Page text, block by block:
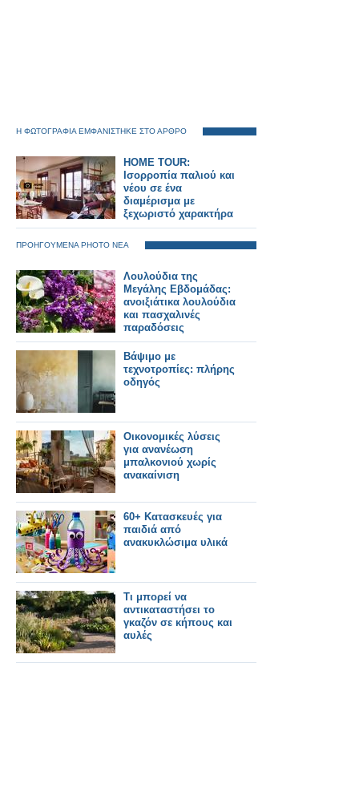
Η ΦΩΤΟΓΡΑΦΙΑ ΕΜΦΑΝΙΣΤΗΚΕ ΣΤΟ ΑΡΘΡΟ
HOME TOUR:
Ισορροπία παλιού και
νέου σε ένα
διαμέρισμα με
ξεχωριστό χαρακτήρα
ΠΡΟΗΓΟΥΜΕΝΑ PHOTO ΝΕΑ
Λουλούδια της
Μεγάλης Εβδομάδας:
ανοιξιάτικα λουλούδια
και πασχαλινές
παραδόσεις
Βάψιμο με
τεχνοτροπίες: πλήρης
οδηγός
Οικονομικές λύσεις
για ανανέωση
μπαλκονιού χωρίς
ανακαίνιση
60+ Κατασκευές για
παιδιά από
ανακυκλώσιμα υλικά
Τι μπορεί να
αντικαταστήσει το
γκαζόν σε κήπους και
αυλές